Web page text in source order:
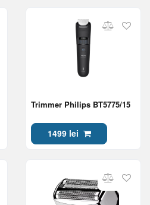
Trimmer Philips BT5775/15
1499 lei